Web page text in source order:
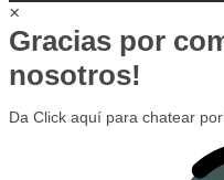
×
Gracias por
nosotros!
Da Click aquí para chatear